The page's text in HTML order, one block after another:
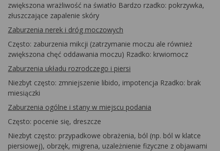
zwiększona wrażliwość na światło Bardzo rzadko: pokrzywka,
złuszczające zapalenie skóry
Zaburzenia nerek i dróg moczowych
Często: zaburzenia mikcji (zatrzymanie moczu ale również
zwiększona chęć oddawania moczu) Rzadko: krwiomocz
Zaburzenia układu rozrodczego i piersi
Niezbyt często: zmniejszenie libido, impotencja Rzadko: brak
miesiączki
Zaburzenia ogólne i stany w miejscu podania
Często: pocenie się, dreszcze
Niezbyt często: przypadkowe obrażenia, ból (np. ból w klatce
piersiowej), obrzęk, migrena, uzależnienie fizyczne z objawami